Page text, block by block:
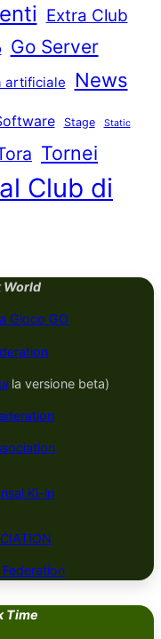
Extra Club
Go Server
artificiale News
Stage Static
Tornei
Club di
World
Gioco GO
la versione beta)
Ki-in
Time